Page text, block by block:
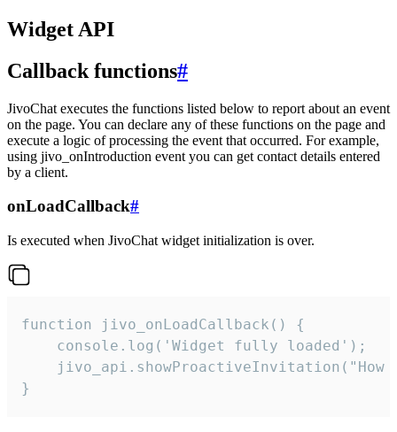
Widget API
Callback functions#
JivoChat executes the functions listed below to report about an event
on the page. You can declare any of these functions on the page and
execute a logic of processing the event that occurred. For example,
using jivo_onIntroduction event you can get contact details entered
by a client.
onLoadCallback#
Is executed when JivoChat widget initialization is over.
function jivo_onLoadCallback() {
    console.log('Widget fully loaded');
jivo_api.showProactiveInvitation("How
}